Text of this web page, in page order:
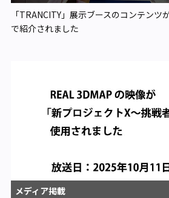
「TRANCITY」展示ブースのコンテンツ
で紹介されました
メディア掲載